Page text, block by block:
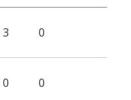
3 0
0 0